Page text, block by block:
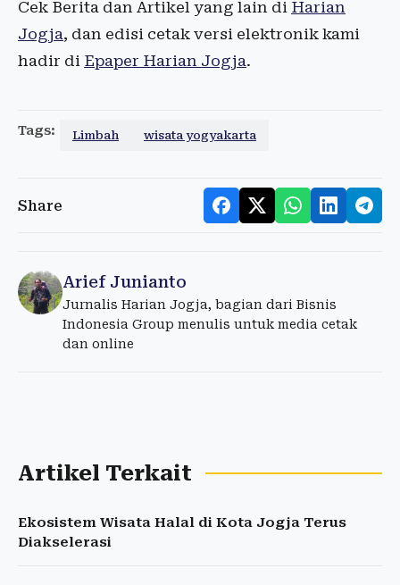
Cek Berita dan Artikel yang lain di Harian
Jogja, dan edisi cetak versi elektronik kami
hadir di Epaper Harian Jogja.
Tags: Limbah wisata yogyakarta
Share
Arief Junianto
Jurnalis Harian Jogja, bagian dari Bisnis
Indonesia Group menulis untuk media cetak
dan online
Artikel Terkait
Ekosistem Wisata Halal di Kota Jogja Terus
Diakselerasi